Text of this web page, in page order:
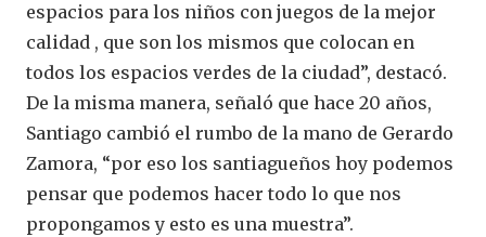
espacios para los niños con juegos de la mejor
calidad , que son los mismos que colocan en
todos los espacios verdes de la ciudad”, destacó.
De la misma manera, señaló que hace 20 años,
Santiago cambió el rumbo de la mano de Gerardo
Zamora, “por eso los santiagueños hoy podemos
pensar que podemos hacer todo lo que nos
propongamos y esto es una muestra”.